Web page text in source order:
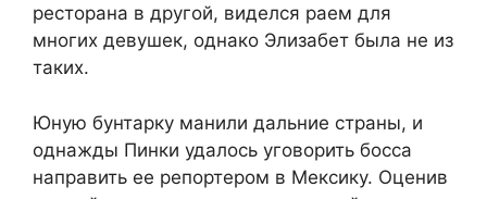
ресторана в другой, виделся раем для
многих девушек, однако Элизабет была не из
таких.
Юную бунтарку манили дальние страны, и
однажды Пинки удалось уговорить босса
направить ее репортером в Мексику. Оценив